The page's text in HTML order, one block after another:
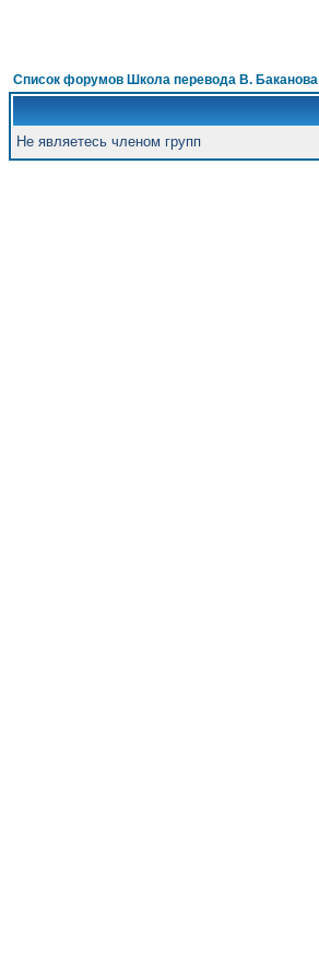
Список форумов Школа перевода В. Баканова
Не являетесь членом групп